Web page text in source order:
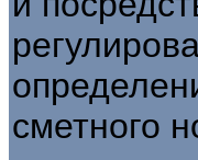
сметного